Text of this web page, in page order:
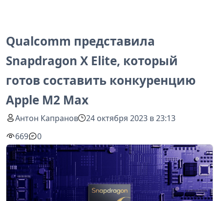
Qualcomm представила
Snapdragon X Elite, который
готов составить конкуренцию
Apple M2 Max
Антон Капранов
24 октября 2023 в 23:13
669
0